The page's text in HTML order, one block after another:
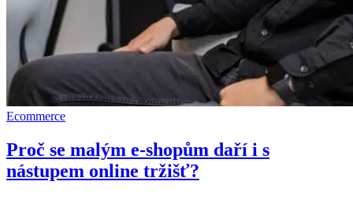
Ecommerce
Proč se malým e-shopům daří i s
nástupem online tržišť?